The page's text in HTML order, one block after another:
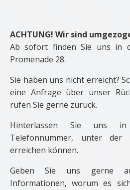
ACHTUNG! Wir sind
Ab sofort finden Sie uns in
Promenade 28.
Sie haben uns nicht erreicht?
eine Anfrage über unser
rufen Sie gerne zurück.
Hinterlassen Sie uns
Telefonnummer, unter
erreichen können.
Geben Sie uns gerne
Informationen, worum es